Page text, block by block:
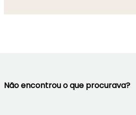
Não encontrou o que procurava?